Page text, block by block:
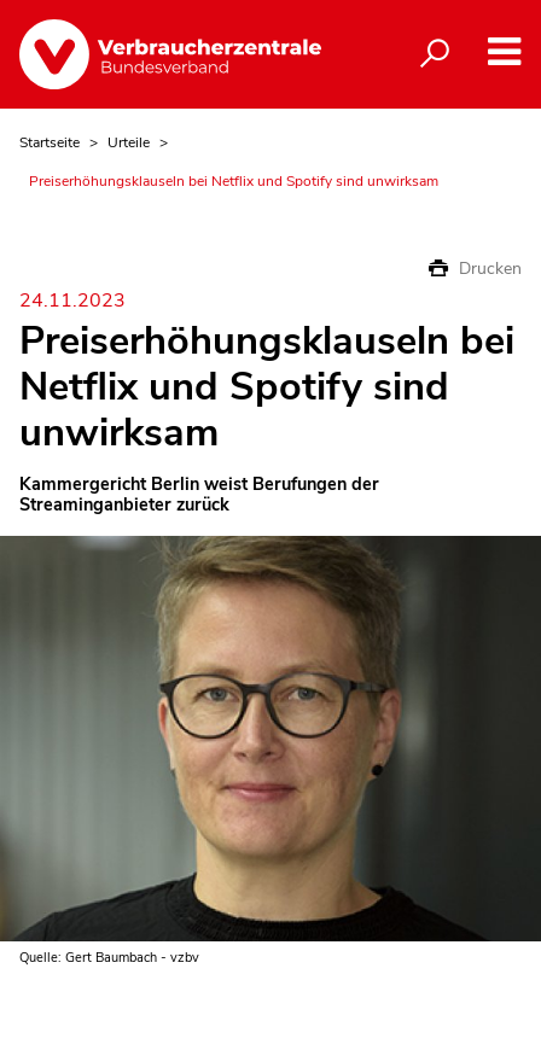
Startseite
Urteile
Preiserhöhungsklauseln bei Netflix und Spotify sind unwirksam
Drucken
24.11.2023
Preiserhöhungsklauseln bei
Netflix und Spotify sind
unwirksam
Kammergericht Berlin weist Berufungen der
Streaminganbieter zurück
Quelle: Gert Baumbach - vzbv